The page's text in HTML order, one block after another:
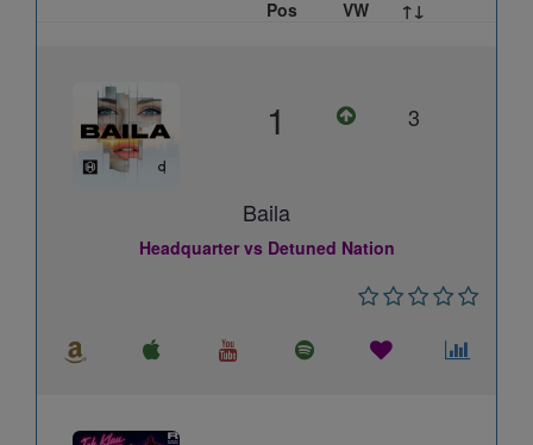
Pos VW ↑↓
1 3
Baila
Headquarter vs Detuned Nation